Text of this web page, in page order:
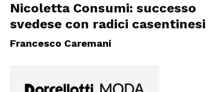
Nicoletta Consumi: successo
svedese con radici casentinesi
Francesco Caremani